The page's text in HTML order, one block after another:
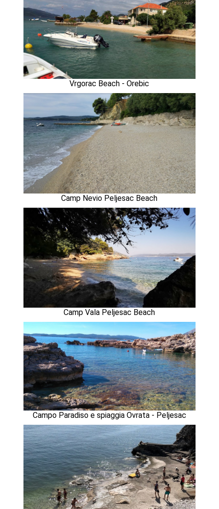
Vrgorac Beach - Orebic
Camp Nevio Peljesac Beach
Camp Vala Peljesac Beach
Campo Paradiso e spiaggia Ovrata - Peljesac